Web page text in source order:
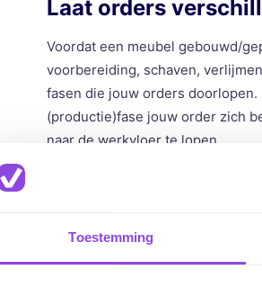
Toestemming
Laat orders
Voordat een meubel gebouwd/
voorbereiding, schaven,
fasen die jouw orders
(productie)fase jouw order zich
naar de werkvloer te lopen.